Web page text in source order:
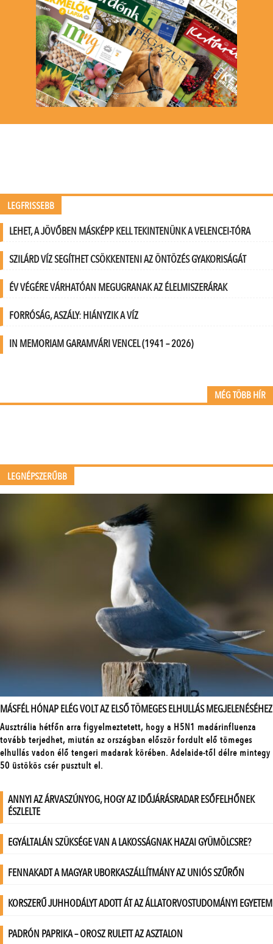
LEGFRISSEBB
LEHET, A JÖVŐBEN MÁSKÉPP KELL TEKINTENÜNK A VELENCEI-TÓRA
SZILÁRD VÍZ SEGÍTHET CSÖKKENTENI AZ ÖNTÖZÉS GYAKORISÁGÁT
ÉV VÉGÉRE VÁRHATÓAN MEGUGRANAK AZ ÉLELMISZERÁRAK
FORRÓSÁG, ASZÁLY: HIÁNYZIK A VÍZ
IN MEMORIAM GARAMVÁRI VENCEL (1941 – 2026)
MÉG TÖBB HÍR
LEGNÉPSZERŰBB